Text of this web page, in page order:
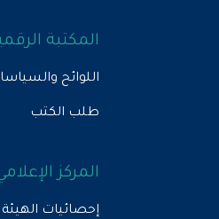
المكتبة الرقمية
اللوائح والسياسات
طلب الكتب
المركز الإعلامي
إحصائيات الهيئة